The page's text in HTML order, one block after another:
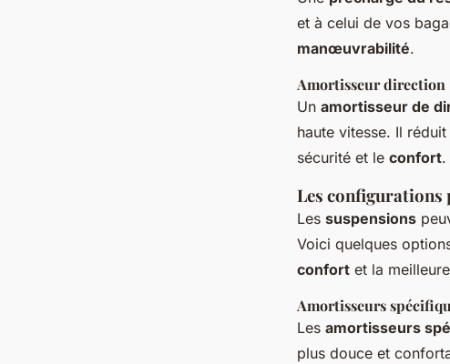
et à celui de vos
manœuvrabilité.
Amortisseur direction
Un amortisseur de
haute vitesse. Il
sécurité et le confort.
Les configurations
Les suspensions
Voici quelques
confort et la
Amortisseurs
Les amortisseurs
plus douce et